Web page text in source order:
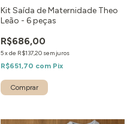
Kit Saída de Maternidade Theo
Leão - 6 peças
R$686,00
5xde R$137,20 sem juros
R$651,70 com Pix
Comprar